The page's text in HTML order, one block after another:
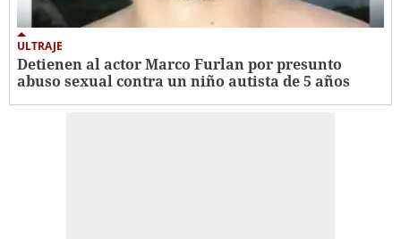
ULTRAJE
Detienen al actor Marco Furlan por presunto
abuso sexual contra un niño autista de 5 años